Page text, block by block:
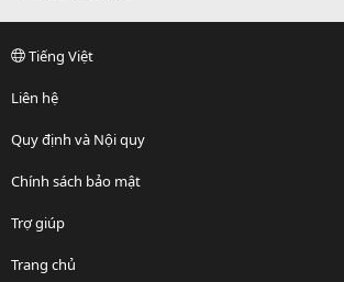
Tiếng Việt
Liên hệ
Quy định và Nội quy
Chính sách bảo mật
Trợ giúp
Trang chủ